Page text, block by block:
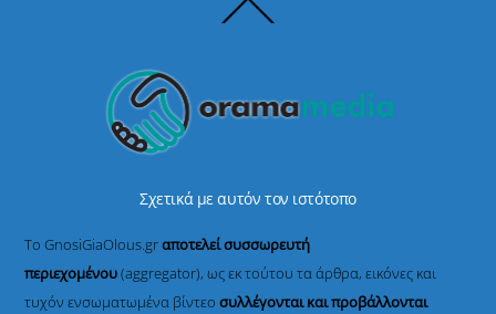
To
Σχετικά με αυτόν τον ιστότοπο
Το GnosiGiaOlous.grαποτελεί συσσωρευτή
περιεχομένου(aggregator), ως εκ τούτου τα άρθρα, εικόνες και
τυχόν ενσωματωμένα βίντεοσυλλέγονται και προβάλλονται